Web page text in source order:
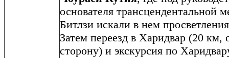
основателя трансцендентальной
Битлзи искали в нем
Затем переезд в Харидвар (20 км,
сторону) и экскурсия по